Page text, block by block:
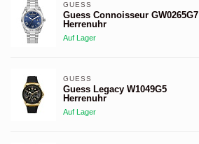
GUESS
Guess Connoisseur GW0265G7
Herrenuhr
Auf Lager
GUESS
Guess Legacy W1049G5
Herrenuhr
Auf Lager